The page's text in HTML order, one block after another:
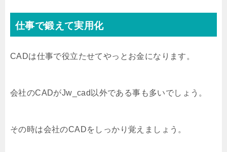
仕事で鍛えて実用化
CADは仕事で役立たせてやっとお金になります。
会社のCADがJw_cad以外である事も多いでしょう。
その時は会社のCADをしっかり覚えましょう。